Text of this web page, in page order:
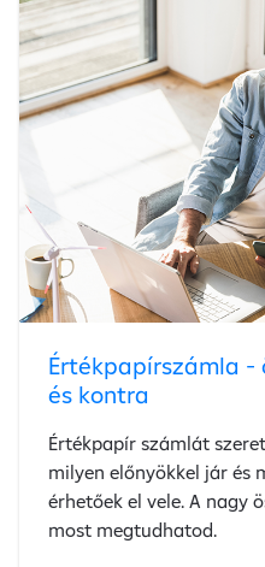
Értékpapírszámla -
és kontra
Értékpapír számlát
milyen előnyökkel jár és
érhetőek el vele. A nagy
most megtudhatod.